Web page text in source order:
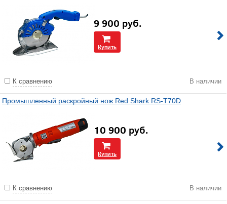
9 900 руб.
Купить
К сравнению В наличии
Промышленный раскройный нож Red Shark RS-T70D
10 900 руб.
Купить
К сравнению В наличии